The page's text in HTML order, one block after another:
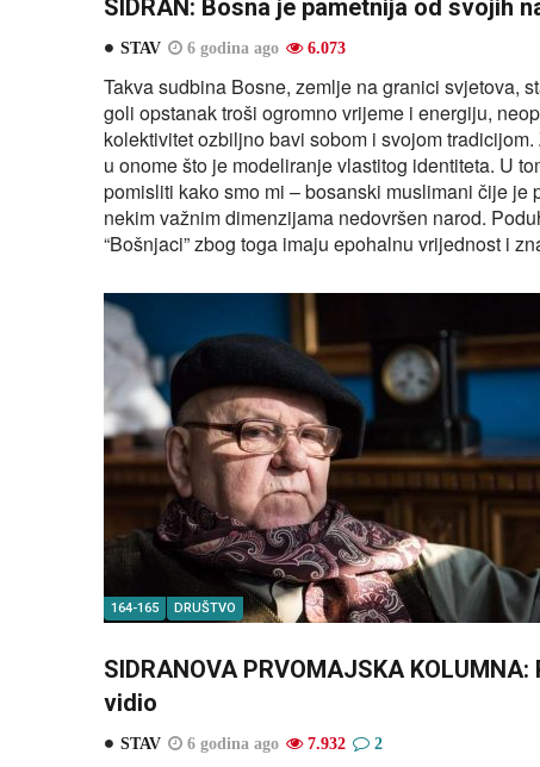
SIDRAN: Bosna je pametnija od svojih
STAV 6 godina ago 6.073
Takva sudbina Bosne, zemlje na granici svjetova,
goli opstanak troši ogromno vrijeme i energiju,
kolektivitet ozbiljno bavi sobom i svojom
u onome što je modeliranje vlastitog identiteta. U
pomisliti kako smo mi – bosanski muslimani čije je
nekim važnim dimenzijama nedovršen narod.
“Bošnjaci” zbog toga imaju epohalnu vrijednost i
164-165 DRUŠTVO
SIDRANOVA PRVOMAJSKA
vidio
STAV 6 godina ago 7.932 2